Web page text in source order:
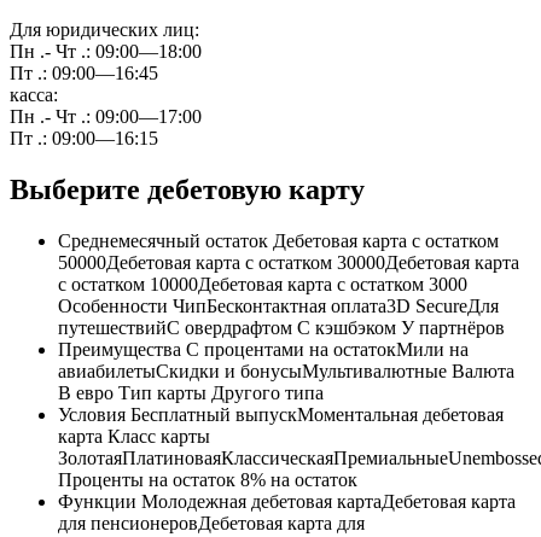
Для юридических лиц:
Пн .- Чт .: 09:00—18:00
Пт .: 09:00—16:45
касса:
Пн .- Чт .: 09:00—17:00
Пт .: 09:00—16:15
Выберите дебетовую карту
Среднемесячный остаток Дебетовая карта с остатком
50000Дебетовая карта с остатком 30000Дебетовая карта
с остатком 10000Дебетовая карта с остатком 3000
Особенности ЧипБесконтактная оплата3D SecureДля
путешествийС овердрафтом С кэшбэком У партнёров
Преимущества С процентами на остатокМили на
авиабилетыСкидки и бонусыМультивалютные Валюта
В евро Тип карты Другого типа
Условия Бесплатный выпускМоментальная дебетовая
карта Класс карты
Проценты на остаток 8% на остаток
Функции Молодежная дебетовая картаДебетовая карта
для пенсионеровДебетовая карта для